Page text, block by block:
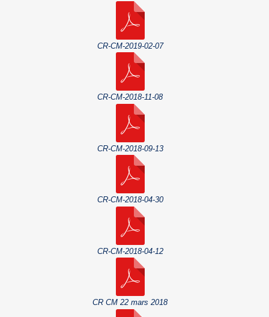
CR-CM-2019-02-07
CR-CM-2018-11-08
CR-CM-2018-09-13
CR-CM-2018-04-30
CR-CM-2018-04-12
CR CM 22 mars 2018